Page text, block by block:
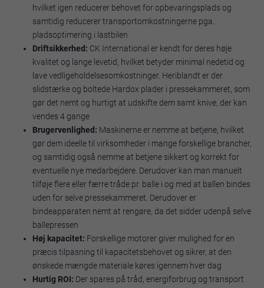
hvilket igen reducerer behovet for opbevaringsplads og
samtidig reducerer transportomkostningerne pga.
pladsoptimering i lastbilen
Driftsikkerhed: CK International er kendt for deres høje
kvalitet og lange levetid, hvilket betyder minimal nedetid og
lave vedligeholdelsesomkostninger. Heriblandt er der
slidstærke og boltede Hardox plader i pressekammeret, som
gør det nemt og hurtigt at udskifte dem samt knive, der kan
vendes 4 gange
Brugervenlighed: Maskinerne er nemme at betjene, hvilket
gør dem ideelle til virksomheder i mange forskellige brancher,
og samtidig også nemme at betjene sikkert og korrekt for
eventuelle nye medarbejdere. Derudover kan man manuelt
tilføje flere eller færre tråde pr. balle i og med at ballen bindes
uden for selve pressekammeret. Derudover er
bindeapparaten nemt at rengøre, da det sidder udenpå selve
ballepressen
Høj kapacitet: Forskellige motorer giver mulighed for en
præcis tilpasning til kapacitetsbehovet og sikrer, at den
ønskede mængde materiale køres igennem hver dag
Hurtig ROI: Der spares på tråd, energiforbrug og transport